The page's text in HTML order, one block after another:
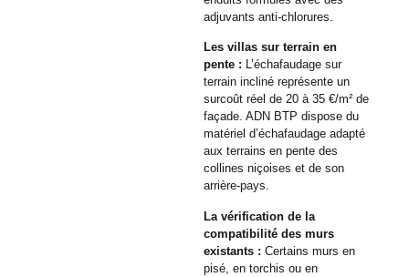
adjuvants anti-chlorures.
Les villas sur terrain en
pente : L’échafaudage sur
terrain incliné représente un
surcoût réel de 20 à 35 €/m² de
façade. ADN BTP dispose du
matériel d’échafaudage adapté
aux terrains en pente des
collines niçoises et de son
arrière-pays.
La vérification de la
compatibilité des murs
existants : Certains murs en
pisé, en torchis ou en